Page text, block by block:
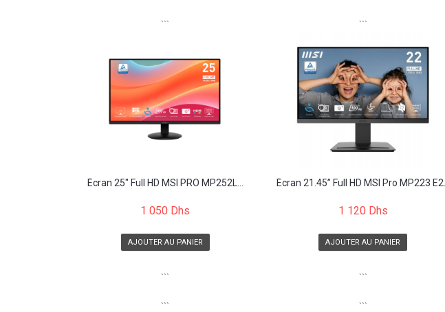
```
Écran 25" Full HD MSI PRO MP252L...
1 050 Dhs
AJOUTER AU PANIER
```
```
Écran 21.45” Full HD MSI Pro MP223 E2...
1 120 Dhs
AJOUTER AU PANIER
```
``` ```